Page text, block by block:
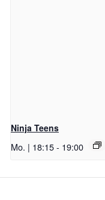
Ninja Teens
Mo. | 18:15- 19:00